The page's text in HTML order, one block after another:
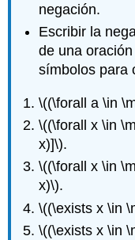
negación.
Escribir la
de una
símbolos para
\((\forall a \in
\((\forall x \in
x)]\).
\((\forall x \in
x)\).
\((\exists x \in
\((\exists x \in